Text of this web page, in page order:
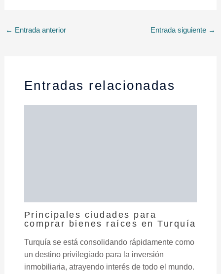
← Entrada anterior Entrada siguiente →
Entradas relacionadas
Principales ciudades para
comprar bienes raíces en Turquía
Turquía se está consolidando rápidamente como
un destino privilegiado para la inversión
inmobiliaria, atrayendo interés de todo el mundo.